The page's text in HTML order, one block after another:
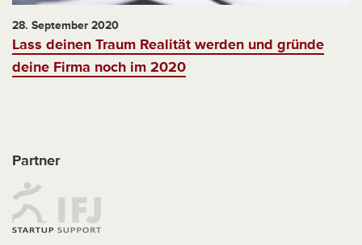
28. September 2020
Lass deinen Traum Realität werden und gründe
deine Firma noch im 2020
Partner